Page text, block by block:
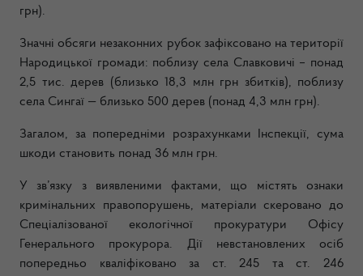
грн).
Значні обсяги незаконних рубок зафіксовано на території
Народицької громади: поблизу села Славковичі – понад
2,5 тис. дерев (близько 18,3 млн грн збитків), поблизу
села Сингаї — близько 500 дерев (понад 4,3 млн грн).
Загалом, за попередніми розрахунками Інспекції, сума
шкоди становить понад 36 млн грн.
У зв’язку з виявленими фактами, що містять ознаки
кримінальних правопорушень, матеріали скеровано до
Спеціалізованої екологічної прокуратури Офісу
Генерального прокурора. Дії невстановлених осіб
попередньо кваліфіковано за ст. 245 та ст. 246